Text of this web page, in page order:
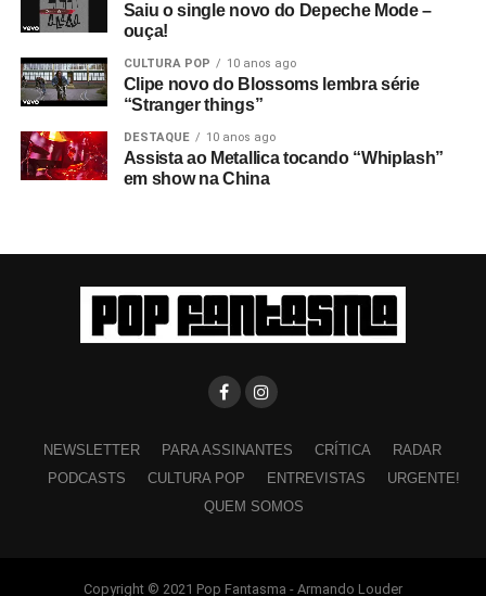
Saiu o single novo do Depeche Mode –
ouça!
CULTURA POP 10 anos ago
Clipe novo do Blossoms lembra série
“Stranger things”
DESTAQUE 10 anos ago
Assista ao Metallica tocando “Whiplash”
em show na China
NEWSLETTER PARA ASSINANTES CRÍTICA
RADAR
PODCASTS
CULTURA POP ENTREVISTAS
URGENTE!
QUEM SOMOS
Copyright © 2021 Pop Fantasma - Armando Louder